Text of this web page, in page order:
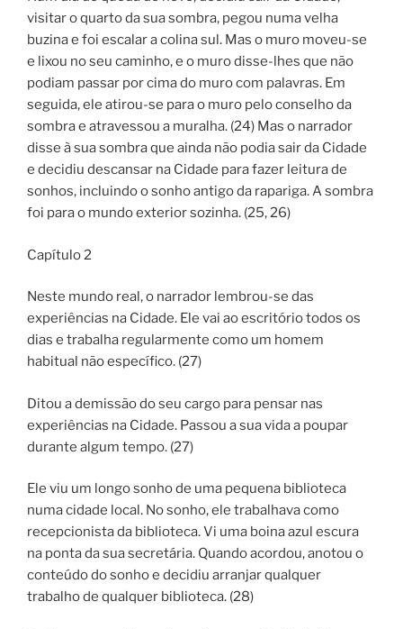
visitar o quarto da sua sombra, pegou numa velha
buzina e foi escalar a colina sul. Mas o muro moveu-se
e lixou no seu caminho, e o muro disse-lhes que não
podiam passar por cima do muro com palavras. Em
seguida, ele atirou-se para o muro pelo conselho da
sombra e atravessou a muralha. (24) Mas o narrador
disse à sua sombra que ainda não podia sair da Cidade
e decidiu descansar na Cidade para fazer leitura de
sonhos, incluindo o sonho antigo da rapariga. A sombra
foi para o mundo exterior sozinha. (25, 26)
Capítulo 2
Neste mundo real, o narrador lembrou-se das
experiências na Cidade. Ele vai ao escritório todos os
dias e trabalha regularmente como um homem
habitual não específico. (27)
Ditou a demissão do seu cargo para pensar nas
experiências na Cidade. Passou a sua vida a poupar
durante algum tempo. (27)
Ele viu um longo sonho de uma pequena biblioteca
numa cidade local. No sonho, ele trabalhava como
recepcionista da biblioteca. Vi uma boina azul escura
na ponta da sua secretária. Quando acordou, anotou o
conteúdo do sonho e decidiu arranjar qualquer
trabalho de qualquer biblioteca. (28)